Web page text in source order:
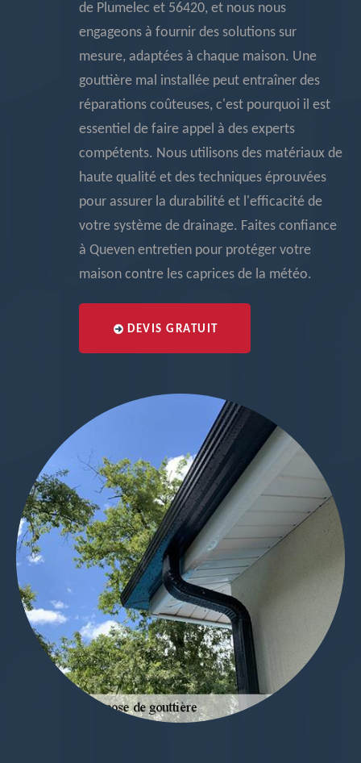
de Plumelec et 56420, et nous nous
engageons à fournir des solutions sur
mesure, adaptées à chaque maison. Une
gouttière mal installée peut entraîner des
réparations coûteuses, c'est pourquoi il est
essentiel de faire appel à des experts
compétents. Nous utilisons des matériaux de
haute qualité et des techniques éprouvées
pour assurer la durabilité et l'efficacité de
votre système de drainage. Faites confiance
à Queven entretien pour protéger votre
maison contre les caprices de la météo.
DEVIS GRATUIT